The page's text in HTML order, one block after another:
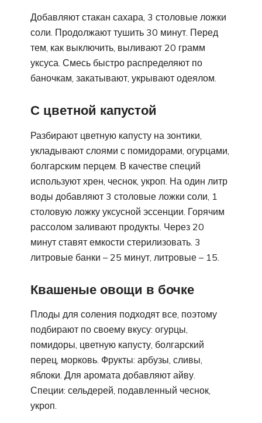
Добавляют стакан сахара, 3 столовые ложки
соли. Продолжают тушить 30 минут. Перед
тем, как выключить, выливают 20 грамм
уксуса. Смесь быстро распределяют по
баночкам, закатывают, укрывают одеялом.
С цветной капустой
Разбирают цветную капусту на зонтики,
укладывают слоями с помидорами, огурцами,
болгарским перцем. В качестве специй
используют хрен, чеснок, укроп. На один литр
воды добавляют 3 столовые ложки соли, 1
столовую ложку уксусной эссенции. Горячим
рассолом заливают продукты. Через 20
минут ставят емкости стерилизовать. 3
литровые банки – 25 минут, литровые – 15.
Квашеные овощи в бочке
Плоды для соления подходят все, поэтому
подбирают по своему вкусу: огурцы,
помидоры, цветную капусту, болгарский
перец, морковь. Фрукты: арбузы, сливы,
яблоки. Для аромата добавляют айву.
Специи: сельдерей, подавленный чеснок,
укроп.